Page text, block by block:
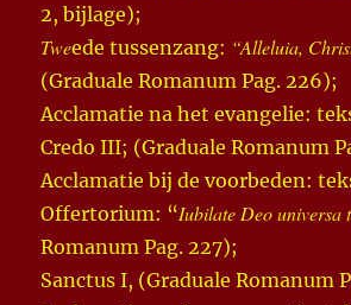
2, bijlage);
Tweede tussenzang: “Alleluia,
(Graduale Romanum Pag. 226);
Acclamatie na het evangelie:
Credo III; (Graduale Romanum
Acclamatie bij de voorbeden:
Offertorium: “Iubilate Deo universa
Romanum Pag. 227);
Sanctus I, (Graduale Romanum